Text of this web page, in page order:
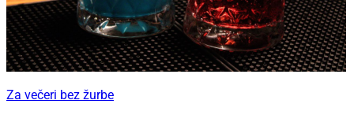
Za večeri bez žurbe